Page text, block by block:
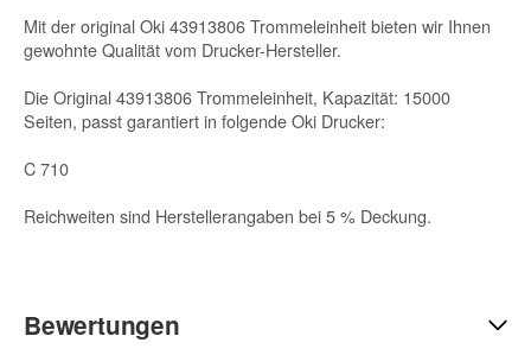
Mit der original Oki 43913806 Trommeleinheit bieten wir Ihnen
gewohnte Qualität vom Drucker-Hersteller.
Die Original 43913806 Trommeleinheit, Kapazität: 15000
Seiten, passt garantiert in folgende Oki Drucker:
C 710
Reichweiten sind Herstellerangaben bei 5 % Deckung.
Bewertungen